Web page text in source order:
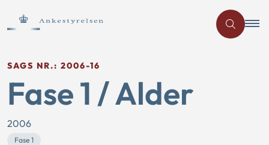
SAGS NR.: 2006-16
Fase 1 / Alder
2006
Fase 1